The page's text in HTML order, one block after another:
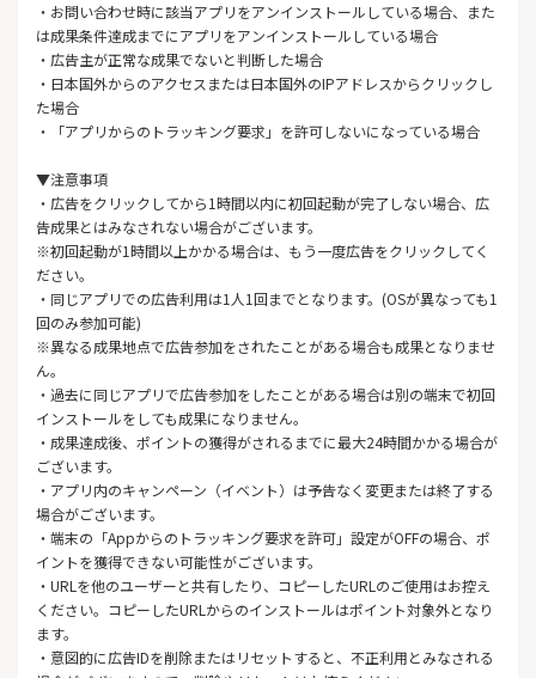
・お問い合わせ時に該当アプリをアンインストールしている場合、また
は成果条件達成までにアプリをアンインストールしている場合
・広告主が正常な成果でないと判断した場合
・日本国外からのアクセスまたは日本国外のIPアドレスからクリックし
た場合
・「アプリからのトラッキング要求」を許可しないになっている場合
▼注意事項
・広告をクリックしてから1時間以内に初回起動が完了しない場合、広
告成果とはみなされない場合がございます。
※初回起動が1時間以上かかる場合は、もう一度広告をクリックしてく
ださい。
・同じアプリでの広告利用は1人1回までとなります。(OSが異なっても1
回のみ参加可能)
※異なる成果地点で広告参加をされたことがある場合も成果となりませ
ん。
・過去に同じアプリで広告参加をしたことがある場合は別の端末で初回
インストールをしても成果になりません。
・成果達成後、ポイントの獲得がされるまでに最大24時間かかる場合が
ございます。
・アプリ内のキャンペーン（イベント）は予告なく変更または終了する
場合がございます。
・端末の「Appからのトラッキング要求を許可」設定がOFFの場合、ポ
イントを獲得できない可能性がございます。
・URLを他のユーザーと共有したり、コピーしたURLのご使用はお控え
ください。コピーしたURLからのインストールはポイント対象外となり
ます。
・意図的に広告IDを削除またはリセットすると、不正利用とみなされる